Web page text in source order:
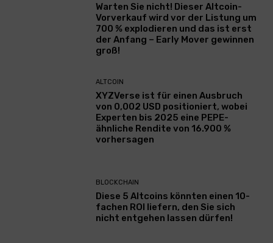
Warten Sie nicht! Dieser Altcoin-
Vorverkauf wird vor der Listung um
700 % explodieren und das ist erst
der Anfang – Early Mover gewinnen
groß!
ALTCOIN
XYZVerse ist für einen Ausbruch
von 0,002 USD positioniert, wobei
Experten bis 2025 eine PEPE-
ähnliche Rendite von 16.900 %
vorhersagen
BLOCKCHAIN
Diese 5 Altcoins könnten einen 10-
fachen ROI liefern, den Sie sich
nicht entgehen lassen dürfen!